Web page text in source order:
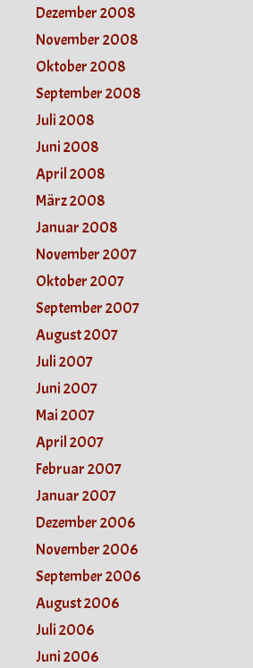
Dezember 2008
November 2008
Oktober 2008
September 2008
Juli 2008
Juni 2008
April 2008
März 2008
Januar 2008
November 2007
Oktober 2007
September 2007
August 2007
Juli 2007
Juni 2007
Mai 2007
April 2007
Februar 2007
Januar 2007
Dezember 2006
November 2006
September 2006
August 2006
Juli 2006
Juni 2006